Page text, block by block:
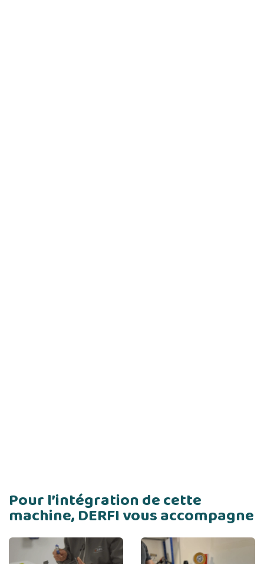
Pour l’intégration de cette
machine, DERFI vous accompagne